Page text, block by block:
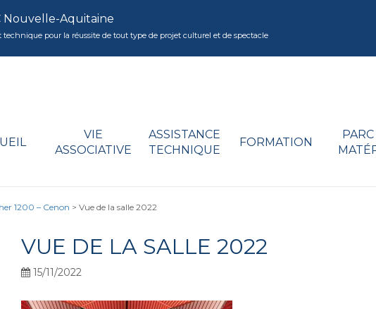
Nouvelle-Aquitaine
pour la réussite de tout type de projet culturel et de spectacle
VIE
ASSOCIATIVE
ASSISTANCE
TECHNIQUE
FORMATION
1200 – Cenon > Vue de la salle 2022
VUE DE LA SALLE 2022
15/11/2022